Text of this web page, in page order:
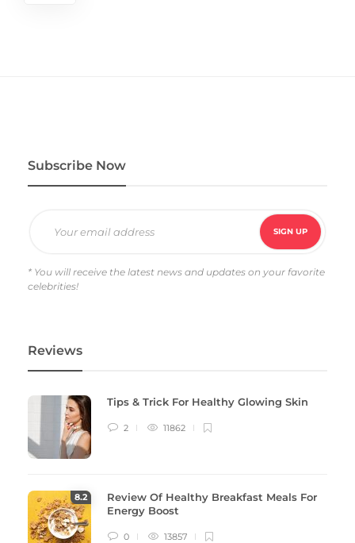
Subscribe Now
* You will receive the latest news and updates on your favorite
celebrities!
Reviews
Tips & Trick For Healthy Glowing Skin
2 11862
8.2
Review Of Healthy Breakfast Meals For
Energy Boost
0 13857